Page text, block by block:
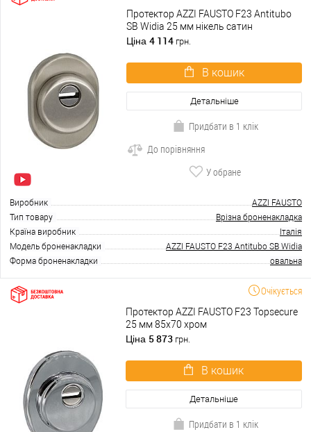
Протектор AZZI FAUSTO F23 Antitubo
SB Widia 25 мм нікель сатин
Ціна 4 114 грн.
В кошик
Детальніше
Придбати в 1 клік
До порівняння
У обране
Виробник
AZZI FAUSTO
Тип товару
Врізна броненакладка
Країна виробник
Італія
Модель броненакладки
AZZI FAUSTO F23 Antitubo SB Widia
Форма броненакладки
овальна
Очікується
Протектор AZZI FAUSTO F23 Topsecure
25 мм 85х70 хром
Ціна 5 873 грн.
В кошик
Детальніше
Придбати в 1 клік